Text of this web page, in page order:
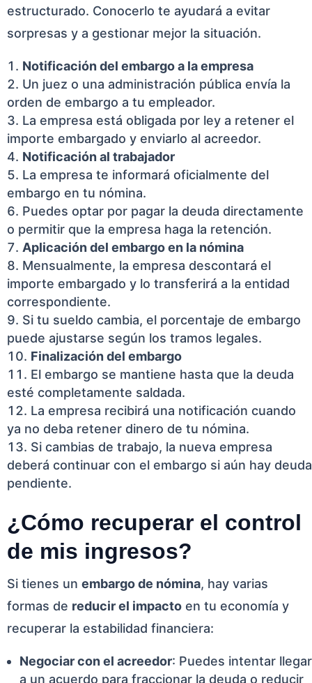
estructurado. Conocerlo te ayudará a evitar
sorpresas y a gestionar mejor la situación.
Notificación del embargo a la empresa
Un juez o una administración pública envía la
orden de embargo a tu empleador.
La empresa está obligada por ley a retener el
importe embargado y enviarlo al acreedor.
Notificación al trabajador
La empresa te informará oficialmente del
embargo en tu nómina.
Puedes optar por pagar la deuda directamente
o permitir que la empresa haga la retención.
Aplicación del embargo en la nómina
Mensualmente, la empresa descontará el
importe embargado y lo transferirá a la entidad
correspondiente.
Si tu sueldo cambia, el porcentaje de embargo
puede ajustarse según los tramos legales.
Finalización del embargo
El embargo se mantiene hasta que la deuda
esté completamente saldada.
La empresa recibirá una notificación cuando
ya no deba retener dinero de tu nómina.
Si cambias de trabajo, la nueva empresa
deberá continuar con el embargo si aún hay deuda
pendiente.
¿Cómo recuperar el control
de mis ingresos?
Si tienes un embargo de nómina, hay varias
formas de reducir el impacto en tu economía y
recuperar la estabilidad financiera:
Negociar con el acreedor: Puedes intentar llegar
a un acuerdo para fraccionar la deuda o reducir